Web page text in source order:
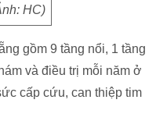
HC)
gồm 9 tầng nổi, 1 tầng
và điều trị mỗi năm ở
cấp cứu, can thiệp tim